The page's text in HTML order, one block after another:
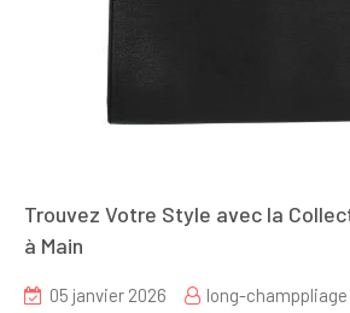
Trouvez Votre Style avec la
à Main
05 janvier 2026 long-champpliage